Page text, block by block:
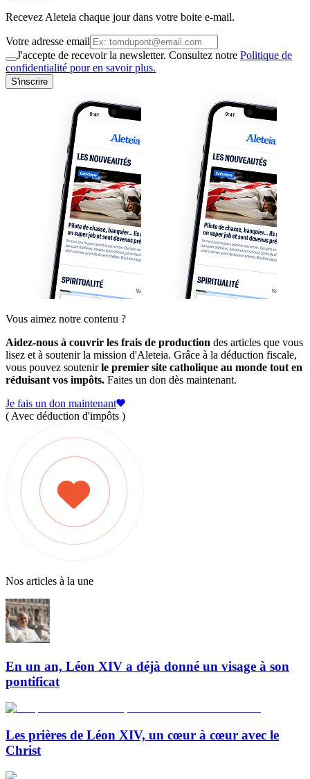
Recevez Aleteia chaque jour dans votre boite e-mail.
Votre adresse email
J'accepte de recevoir la newsletter. Consultez notre Politique de
confidentialité pour en savoir plus.
S'inscrire
Vous aimez notre contenu ?
Aidez-nous à couvrir les frais de production des articles que vous
lisez et à soutenir la mission d'Aleteia. Grâce à la déduction fiscale,
vous pouvez soutenirle premier site catholique au monde tout en
réduisant vos impôts. Faites un don dès maintenant.
Je fais un don maintenant
( Avec déduction d'impôts )
Nos articles à la une
En un an, Léon XIV a déjà donné un visage à son
pontificat
Les prières de Léon XIV, un cœur à cœur avec le
Christ